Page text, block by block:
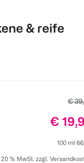
& reife
€
Preis:
€
100 ml
% MwSt. zzgl.